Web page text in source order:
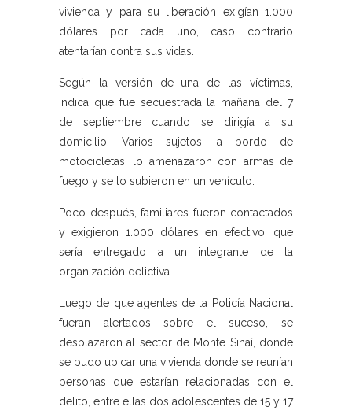
vivienda y para su liberación exigían 1.000
dólares por cada uno, caso contrario
atentarían contra sus vidas.
Según la versión de una de las víctimas,
indica que fue secuestrada la mañana del 7
de septiembre cuando se dirigía a su
domicilio. Varios sujetos, a bordo de
motocicletas, lo amenazaron con armas de
fuego y se lo subieron en un vehículo.
Poco después, familiares fueron contactados
y exigieron 1.000 dólares en efectivo, que
sería entregado a un integrante de la
organización delictiva.
Luego de que agentes de la Policía Nacional
fueran alertados sobre el suceso, se
desplazaron al sector de Monte Sinaí, donde
se pudo ubicar una vivienda donde se reunían
personas que estarían relacionadas con el
delito, entre ellas dos adolescentes de 15 y 17